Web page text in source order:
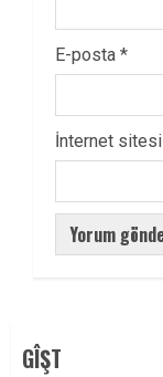
E-posta *
İnternet sitesi
GÎŞT